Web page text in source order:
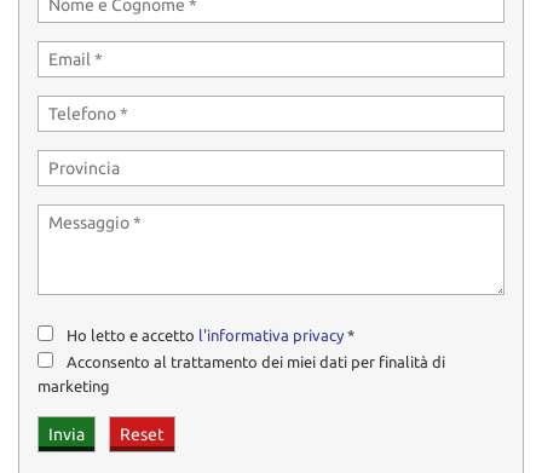
Ho letto e accetto l'informativa privacy *
Acconsento al trattamento dei miei dati per finalità di
marketing